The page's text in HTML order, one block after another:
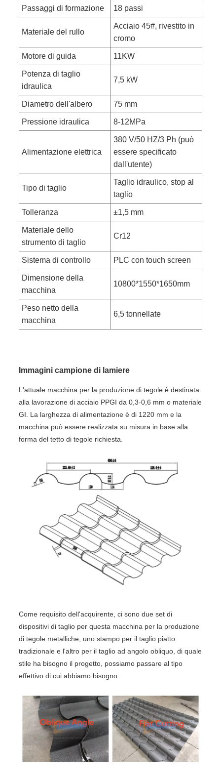
Passaggi di formazione 18 passi
Materiale del rullo
Acciaio 45#, rivestito in
cromo
Motore di guida 11KW
Potenza di taglio
idraulica
7,5 kW
Diametro dell'albero 75 mm
Pressione idraulica 8-12MPa
Alimentazione elettrica
380 V/50 HZ/3 Ph (può
essere specificato
dall'utente)
Tipo di taglio
Taglio idraulico, stop al
taglio
Tolleranza ±1,5 mm
Materiale dello
strumento di taglio
Cr12
Sistema di controllo PLC con touch screen
Dimensione della
macchina
10800*1550*1650mm
Peso netto della
macchina
6,5 tonnellate
Immagini campione di lamiere
L'attuale macchina per la produzione di tegole è destinata
alla lavorazione di acciaio PPGI da 0,3-0,6 mm o materiale
GI. La larghezza di alimentazione è di 1220 mm e la
macchina può essere realizzata su misura in base alla
forma del tetto di tegole richiesta.
Come requisito dell'acquirente, ci sono due set di
dispositivi di taglio per questa macchina per la produzione
di tegole metalliche, uno stampo per il taglio piatto
tradizionale e l'altro per il taglio ad angolo obliquo, di quale
stile ha bisogno il progetto, possiamo passare al tipo
effettivo di cui abbiamo bisogno.